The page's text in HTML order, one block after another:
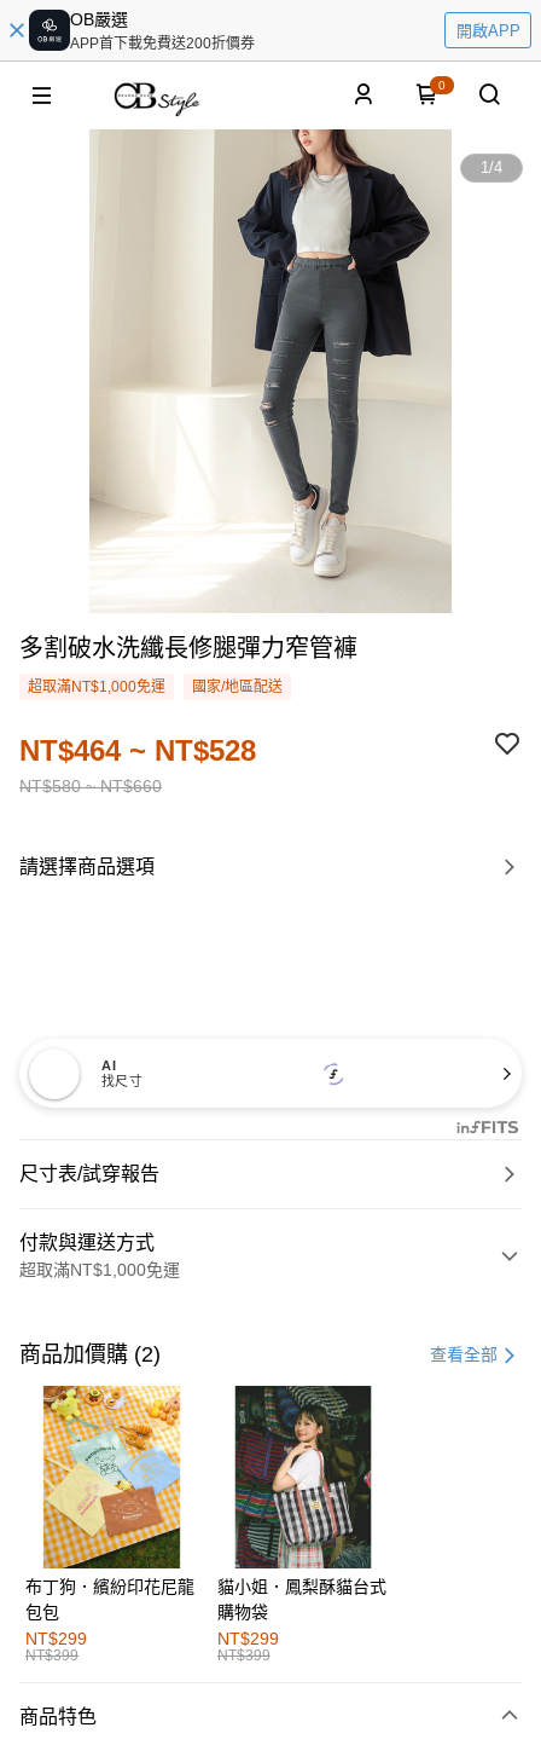
OB嚴選
APP首下載免費送200折價券
開啟APP
0
1/4
多割破水洗纖長修腿彈力窄管褲
超取滿NT$1,000免運 國家/地區配送
NT$580 ~ NT$660
NT$464 ~ NT$528
請選擇商品選項
AI
找尺寸
尺寸表/試穿報告
付款與運送方式
超取滿NT$1,000免運
信用卡一次付款
購物金
超商取貨付款
LINE Pay
街口支付
運送方式
全家取貨付款
每筆NT$60，滿NT$1,000(含以上)免運費
付款後全家取貨
商品加價購 (2) 查看全部
布丁狗．繽紛印花尼龍
包包
NT$299
NT$399
貓小姐．鳳梨酥貓台式
購物袋
NT$299
NT$399
商品特色